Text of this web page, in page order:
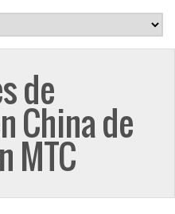
de
China de
MTC